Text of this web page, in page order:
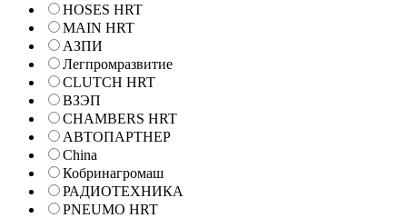
HOSES HRT
MAIN HRT
АЗПИ
Легпромразвитие
CLUTCH HRT
ВЗЭП
CHAMBERS HRT
АВТОПАРТНЕР
China
Кобринагромаш
РАДИОТЕХНИКА
PNEUMO HRT